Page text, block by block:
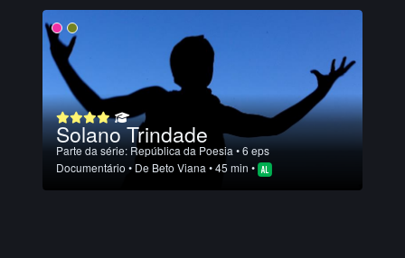
Solano Trindade
Parte da série: República da Poesia • 6 eps
Documentário • De Beto Viana • 45 min •